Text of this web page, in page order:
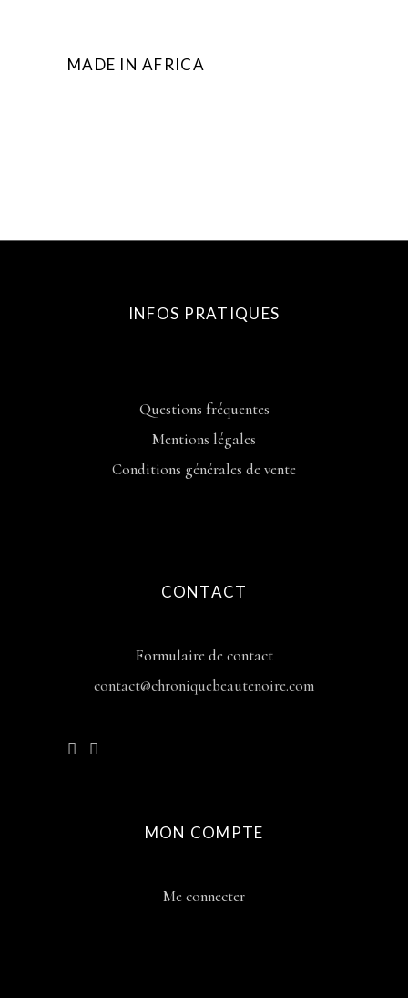
MADE IN AFRICA
INFOS PRATIQUES
Questions fréquentes
Mentions légales
Conditions générales de vente
CONTACT
Formulaire de contact
contact@chroniquebeautenoire.com
MON COMPTE
Me connecter